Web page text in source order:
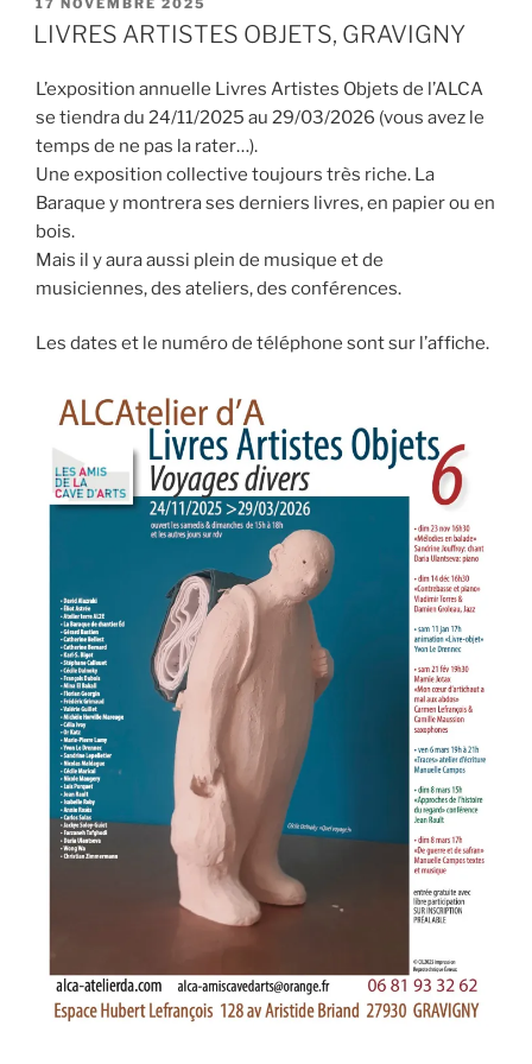
LE
17 NOVEMBRE 2025
LIVRES ARTISTES OBJETS, GRAVIGNY
L’exposition annuelle Livres Artistes Objets de l’ALCA
se tiendra du 24/11/2025 au 29/03/2026 (vous avez le
temps de ne pas la rater…).
Une exposition collective toujours très riche. La
Baraque y montrera ses derniers livres, en papier ou en
bois.
Mais il y aura aussi plein de musique et de
musiciennes, des ateliers, des conférences.
Les dates et le numéro de téléphone sont sur l’affiche.